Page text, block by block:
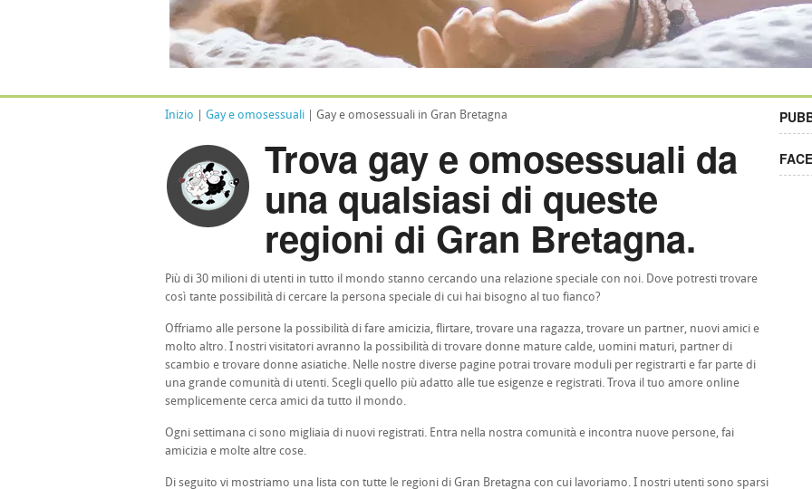
Inizio Gay e omosessuali | Gay e omosessuali in Gran Bretagna
Trova gay e omosessuali da
una qualsiasi di queste
regioni di Gran Bretagna.
Più di 30 milioni di utenti in tutto il mondo stanno cercando una relazione speciale con noi. Dove potresti trovare
così tante possibilità di cercare la persona speciale di cui hai bisogno al tuo fianco?
Offriamo alle persone la possibilità di fare amicizia, flirtare, trovare una ragazza, trovare un partner, nuovi amici e
molto altro. I nostri visitatori avranno la possibilità di trovare donne mature calde, uomini maturi, partner di
scambio e trovare donne asiatiche. Nelle nostre diverse pagine potrai trovare moduli per registrarti e far parte di
una grande comunità di utenti. Scegli quello più adatto alle tue esigenze e registrati. Trova il tuo amore online
semplicemente cerca amici da tutto il mondo.
Ogni settimana ci sono migliaia di nuovi registrati. Entra nella nostra comunità e incontra nuove persone, fai
amicizia e molte altre cose.
Di seguito vi mostriamo una lista con tutte le regioni di Gran Bretagna con cui lavoriamo. I nostri utenti sono sparsi